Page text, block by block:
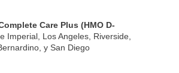
Care Plus (HMO D-
Imperial, Los Angeles, Riverside,
y San Diego